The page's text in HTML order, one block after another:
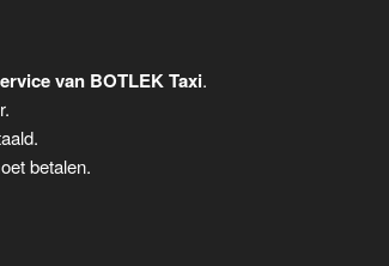
van BOTLEK Taxi.
betalen.